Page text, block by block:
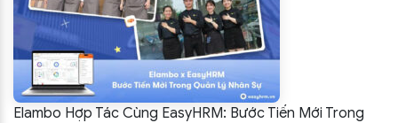
Elambo Hợp Tác Cùng EasyHRM: Bước Tiến Mới Trong